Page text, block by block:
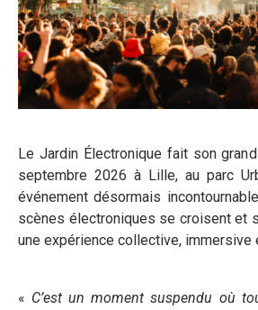
Le Jardin Électronique fait son
septembre 2026 à Lille, au parc
événement désormais
scènes électroniques se croisent et
une expérience collective, immersive
« C’est un moment suspendu où